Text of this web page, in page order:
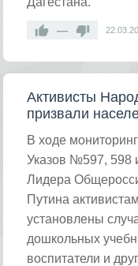
—
Активисты
призвали
В ходе
Указов №597, 598
Лидера
Путина
установлены
дошкольных
воспитатели и